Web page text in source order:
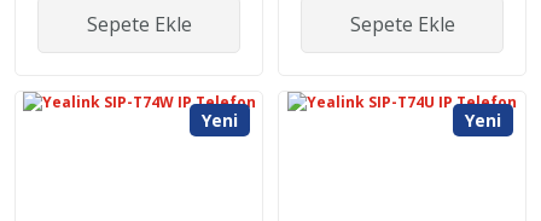
Sepete Ekle Sepete Ekle
Yeni Yeni